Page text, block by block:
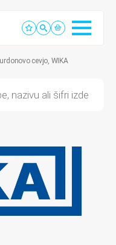
cevjo, WIKA